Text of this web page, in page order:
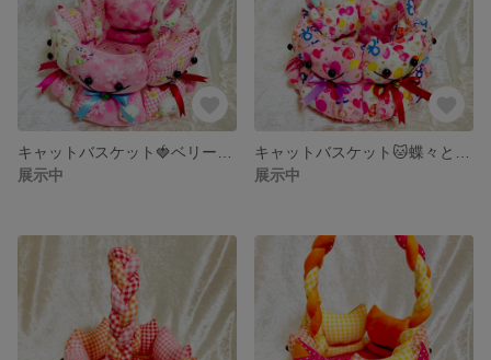
展示中
展示中